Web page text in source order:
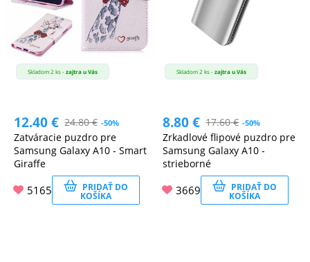
Skladom 2 ks -zajtra u Vás
12.40€ 24.80€ -50%
Zatváracie puzdro pre
Samsung Galaxy A10 - Smart
Giraffe
5165 PRIDAŤ DO
KOŠÍKA
Skladom 2 ks -zajtra u Vás
8.80€ 17.60€ -50%
Zrkadlové flipové puzdro pre
Samsung Galaxy A10 -
strieborné
3669 PRIDAŤ DO
KOŠÍKA